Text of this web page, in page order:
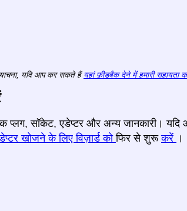
याचना, यदि आप कर सकते हैंयहां फ़ीडबैक देने में हमारी सहायता
प्लग, सॉकेट, एडेप्टर और अन्य जानकारी।
खोजने के लिए विज़ार्ड कोफिर से शुरूकरें ।